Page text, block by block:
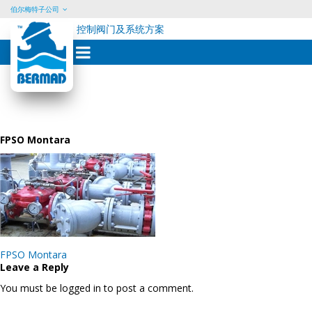
Skip
content
伯尔梅特子公司
控制阀门及系统方案
FPSO Montara
Post
navigation
FPSO Montara
Leave a Reply
You must be logged in to post a comment.